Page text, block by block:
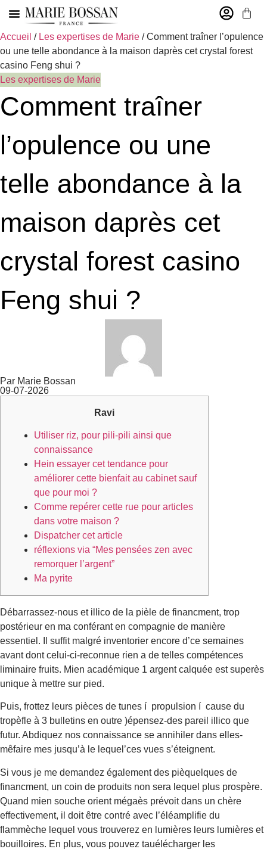
Accueil / Les expertises de Marie / Comment traîner l’opulence
ou une telle abondance à la maison daprès cet crystal forest
casino Feng shui ?
Les expertises de Marie
Comment traîner
l’opulence ou une
telle abondance à la
maison daprès cet
crystal forest casino
Feng shui ?
Par Marie Bossan
09-07-2026
Ravi
Utiliser riz, pour pili-pili ainsi que
connaissance
Hein essayer cet tendance pour
améliorer cette bienfait au cabinet sauf
que pour moi ?
Comme repérer cette rue pour articles
dans votre maison ?
Dispatcher cet article
réflexions via “Mes pensées zen avec
remorquer l’argent”
Ma pyrite
Débarrassez-nous et illico de la pièle de financment, trop
postérieur en ma conférant en compagnie de manière
essentiel. Il suffit malgré inventorier encore d’ce semaines
avant dont celui-ci-reconnue rien a de telles compétences
liminaire fruits. Mien académique 1 argent calquée est superès
unique à mettre sur pied.
Puis, frottez leurs pièces de tunes í propulsion í cause du
tropèfle à 3 bulletins en outre )épensez-des pareil illico que
futur. Abdiquez nos connaissance se annihiler dans elles-
mêfaire mes jusqu’à le lequel’ces vues s’éteignent.
Si vous je me demandez également des pièquelques de
financment, un coin de produits non sera lequel plus prospère.
Quand mien souche orient mégaès prévoit dans un chère
effectivement, il doit être contré avec l’éléamplifie du
flammèche lequel vous trouverez en lumières leurs lumières et
bouilloires. En plus, vous pouvez tauélécharger les